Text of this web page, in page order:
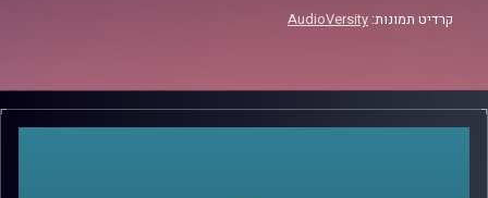
קרדיט תמונות: AudioVersity